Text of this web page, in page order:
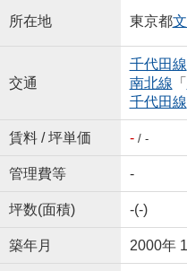
所在地 東京都
交通
千代田線
南北線 「
千代田線
賃料 / 坪単価 -/ -
管理費等 -
坪数(面積) -(-)
築年月 2000年